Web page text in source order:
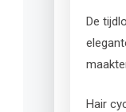
De
Hair